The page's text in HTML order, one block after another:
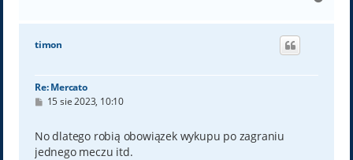
g
timon
Re: Mercato
P
t
15 sie 2023, 10:10
No dlatego robią obowiązek wykupu po zagraniu
jednego meczu itd.